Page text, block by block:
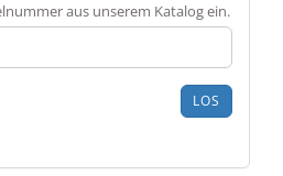
aus unserem Katalog ein.
LOS